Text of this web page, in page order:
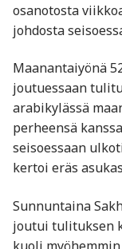
osanotosta
johdosta
Maanantaiyönä
joutuessaan
arabikylässä
perheensä
seisoessaan
kertoi eräs
Sunnuntaina
joutui tulituksen